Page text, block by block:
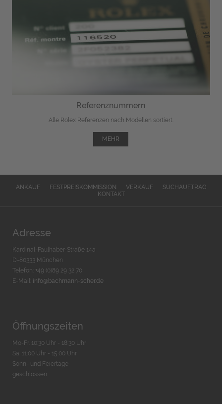
Referenznummern
Alle Rolex Referenzen nach Modellen sortiert.
MEHR
ANKAUF FESTPREISKOMMISSION VERKAUF
SUCHAUFTRAG
KONTAKT
Adresse
Kardinal-Faulhaber-Straße 14a
D-80333 München
Telefon: +49 (0)89 29 32 70
E-Mail: info@bachmann-scher.de
Öffnungszeiten
Mo-Fr. 10:30 Uhr - 18:30 Uhr
Sa. 11:00 Uhr - 15.00 Uhr
Sonn- und Feiertage
geschlossen